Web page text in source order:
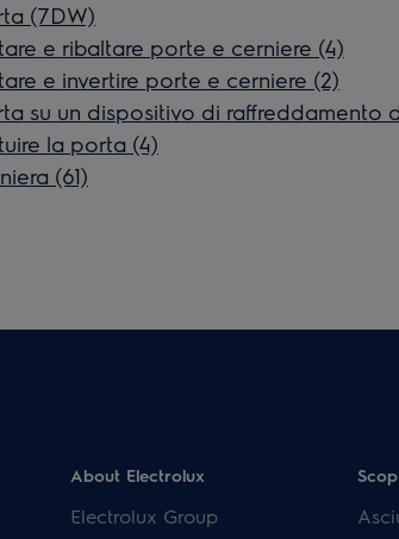
(7DW)
e ribaltare porte e cerniere (4)
e invertire porte e cerniere (2)
su un dispositivo di raffreddamento
la porta (4)
(61)
About Electrolux
Electrolux Group